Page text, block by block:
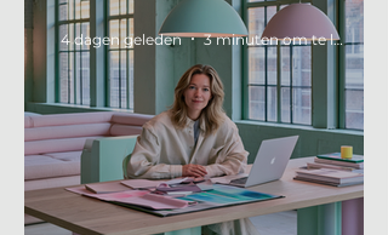
4 dagen geleden 3 minuten om te lezen